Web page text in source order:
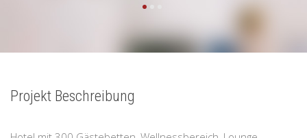
Projekt Beschreibung